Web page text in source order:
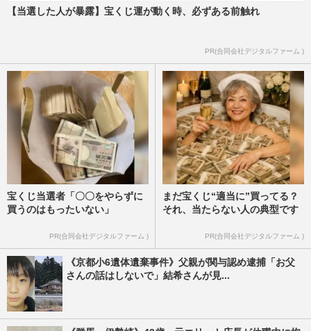
【当選した人が暴露】宝くじ運が動く時、必ずある前触れ
PR(合同会社デジタルファーム )
宝くじ当選者「〇〇をやらずに
買うのはもったいない」
PR(合同会社デジタルファーム )
まだ宝くじ“適当に”買ってる？
それ、当たらない人の典型です
PR(合同会社デジタルファーム )
《京都小6遺体遺棄事件》父親が関与認め逮捕「お父
さんの話はしないで」結希さんが見...